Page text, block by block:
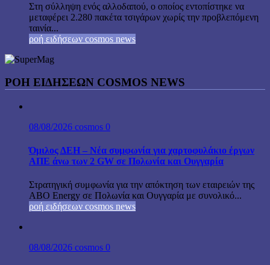
Στη σύλληψη ενός αλλοδαπού, ο οποίος εντοπίστηκε να
μεταφέρει 2.280 πακέτα τσιγάρων χωρίς την προβλεπόμενη
ταινία...
ροή ειδήσεων cosmos news
ΡΟΉ ΕΙΔΉΣΕΩΝ COSMOS NEWS
08/08/2026 cosmos 0
Όμιλος ΔΕΗ – Νέα συμφωνία για χαρτοφυλάκιο έργων
ΑΠΕ άνω των 2 GW σε Πολωνία και Ουγγαρία
Στρατηγική συμφωνία για την απόκτηση των εταιρειών της
ABO Energy σε Πολωνία και Ουγγαρία με συνολικό...
ροή ειδήσεων cosmos news
08/08/2026 cosmos 0